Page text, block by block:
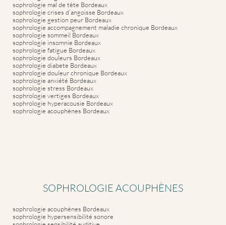
sophrologie mal de tête Bordeaux
sophrologie crises d’angoisse Bordeaux
sophrologie gestion peur Bordeaux
sophrologie accompagnement maladie chronique Bordeaux
sophrologie sommeil Bordeaux
sophrologie insomnie Bordeaux
sophrologie fatigue Bordeaux
sophrologie douleurs Bordeaux
sophrologie diabete Bordeaux
sophrologie douleur chronique Bordeaux
sophrologie anxiété Bordeaux
sophrologie stress Bordeaux
sophrologie vertiges Bordeaux
sophrologie hyperacousie Bordeaux
sophrologie acouphènes Bordeaux
SOPHROLOGIE ACOUPHÈNES
sophrologie acouphènes Bordeaux
sophrologie hypersensibilité sonore